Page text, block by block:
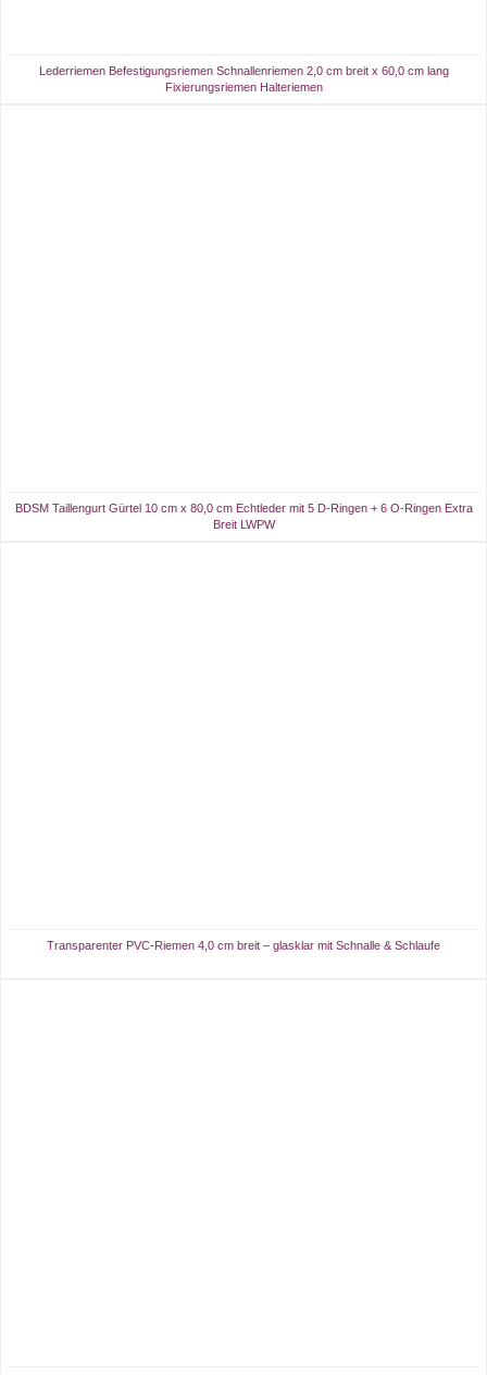
Lederriemen Befestigungsriemen Schnallenriemen 2,0 cm breit x 60,0 cm lang
Fixierungsriemen Halteriemen
BDSM Taillengurt Gürtel 10 cm x 80,0 cm Echtleder mit 5 D-Ringen + 6 O-Ringen Extra
Breit LWPW
Transparenter PVC-Riemen 4,0 cm breit – glasklar mit Schnalle & Schlaufe